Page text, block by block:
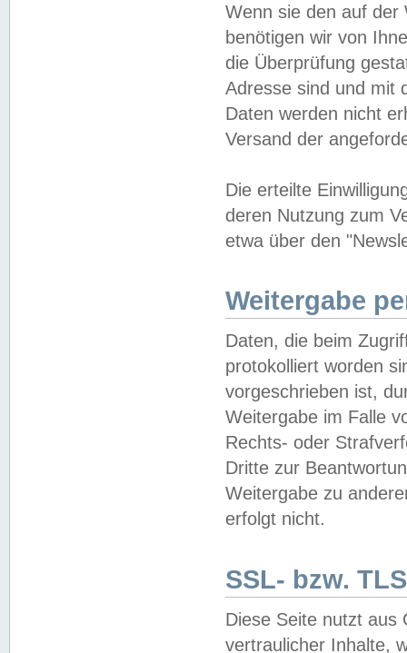
Wenn sie den auf der
benötigen wir von
die Überprüfung
Adresse sind und mit
Daten werden nicht
Versand der
Die erteilte
deren Nutzung zum
etwa über den
Weitergabe
Daten, die beim
protokolliert worden
vorgeschrieben ist,
Weitergabe im Falle
Rechts- oder
Dritte zur
Weitergabe zu
erfolgt nicht.
SSL- bzw.
Diese Seite nutzt aus
vertraulicher Inhalte,